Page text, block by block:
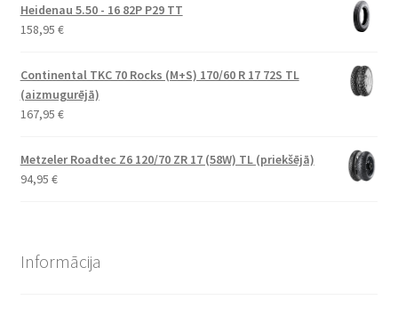
Heidenau 5.50 - 16 82P P29 TT
158,95 €
Continental TKC 70 Rocks (M+S) 170/60 R 17 72S TL
(aizmugurējā)
167,95 €
Metzeler Roadtec Z6 120/70 ZR 17 (58W) TL (priekšējā)
94,95 €
Informācija